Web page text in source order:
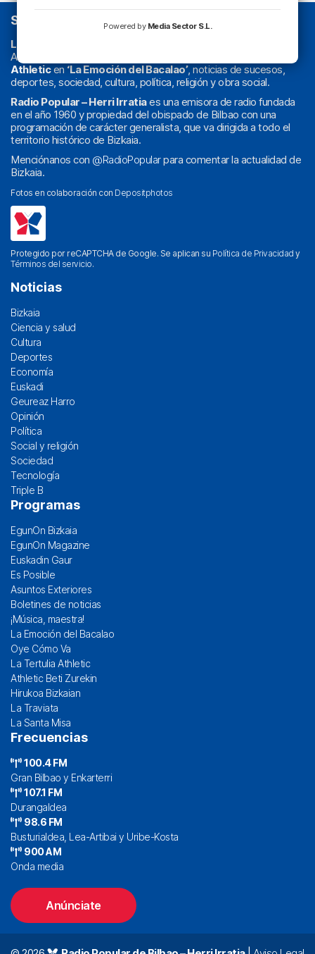
SOBRE NOSOTROS
La radio sin cadenas
Actualidad y
Athleticen‘La Emoción del Bacalao’, noticias de sucesos,
deportes, sociedad, cultura, política, religión y obra social.
Radio Popular – Herri Irratiaes una emisora de radio fundada
en el año 1960 y propiedad del obispado de Bilbao con una
programación de carácter generalista, que va dirigida a todo el
territorio histórico de Bizkaia.
Menciónanos con @RadioPopularpara comentar la actualidad de
Bizkaia.
Fotos en colaboración con Depositphotos
Protegido por reCAPTCHA de Google. Se aplican su Política de Privacidad y
Términos del servicio.
Noticias
Bizkaia
Ciencia y salud
Cultura
Deportes
Economía
Euskadi
Geureaz Harro
Opinión
Política
Social y religión
Sociedad
Tecnología
Triple B
Programas
EgunOn Bizkaia
EgunOn Magazine
Euskadin Gaur
Es Posible
Asuntos Exteriores
Boletines de noticias
¡Música, maestra!
La Emoción del Bacalao
Oye Cómo Va
La Tertulia Athletic
Athletic Beti Zurekin
Hirukoa Bizkaian
La Traviata
La Santa Misa
Frecuencias
100.4 FM
Gran Bilbao y Enkarterri
107.1 FM
Durangaldea
98.6 FM
Busturialdea, Lea-Artibai y Uribe-Kosta
900 AM
Onda media
Anúnciate
Powered by Media Sector S.L.